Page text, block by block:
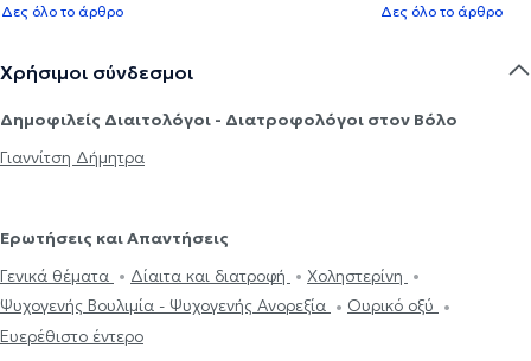
Δες όλο το άρθρο Δες όλο το άρθρο
Χρήσιμοι σύνδεσμοι
Δημοφιλείς Διαιτολόγοι - Διατροφολόγοι στον Βόλο
Γιαννίτση Δήμητρα
Ερωτήσεις και Απαντήσεις
Γενικά θέματα
Δίαιτα και διατροφή
Χοληστερίνη
Ψυχογενής Βουλιμία - Ψυχογενής Ανορεξία
Ουρικό οξύ
Ευερέθιστο έντερο